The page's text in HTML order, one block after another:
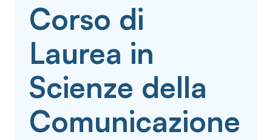
Corso di
Laurea in
Scienze della
Comunicazione